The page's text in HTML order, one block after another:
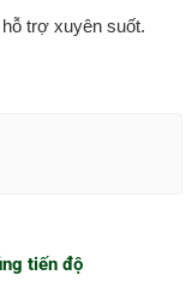
trợ xuyên suốt.
tiến độ